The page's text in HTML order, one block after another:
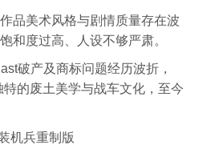
品美术风格与剧情质量存在波
和度过高、人设不够严肃。
破产及商标问题经历波折，
特的废土美学与战车文化，至今